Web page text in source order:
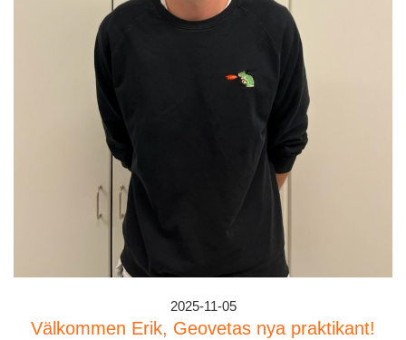
2025-11-05
Välkommen Erik, Geovetas nya praktikant!